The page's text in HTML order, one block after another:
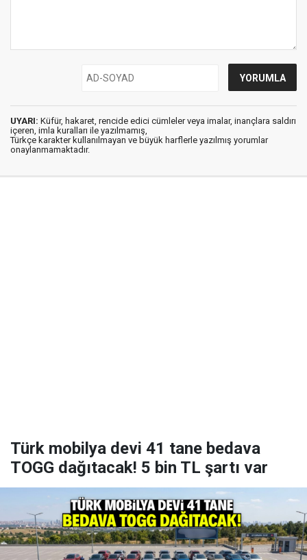
UYARI: Küfür, hakaret, rencide edici cümleler veya imalar, inançlara saldırı
içeren, imla kuralları ile yazılmamış,
Türkçe karakter kullanılmayan ve büyük harflerle yazılmış yorumlar
onaylanmamaktadır.
Türk mobilya devi 41 tane bedava
TOGG dağıtacak! 5 bin TL şartı var